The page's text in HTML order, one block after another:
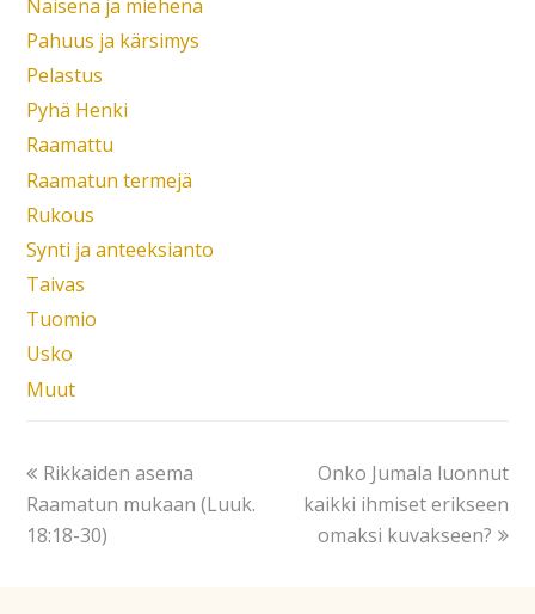
Naisena ja miehenä
Pahuus ja kärsimys
Pelastus
Pyhä Henki
Raamattu
Raamatun termejä
Rukous
Synti ja anteeksianto
Taivas
Tuomio
Usko
Muut
Rikkaiden asema
Raamatun mukaan (Luuk.
18:18-30)
Onko Jumala luonnut
kaikki ihmiset erikseen
omaksi kuvakseen?